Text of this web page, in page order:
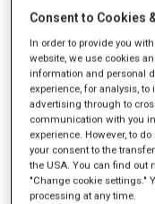
Motorydelse
Vægt
Rækkevidde, ved
Gravedybde
Consent to Cookies
In order to provide you
website, we use cookies
information and personal
experience, for analysis,
advertising through to
communication with you
experience. However, to
your consent to the
the USA. You can find out
"Change cookie settings."
processing at any time.